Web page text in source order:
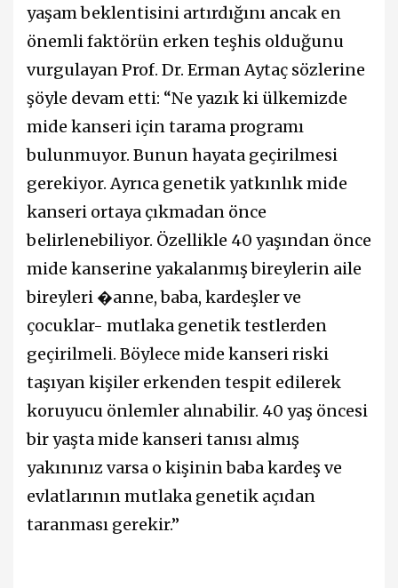
yaşam beklentisini artırdığını ancak en
önemli faktörün erken teşhis olduğunu
vurgulayan Prof. Dr. Erman Aytaç sözlerine
şöyle devam etti: “Ne yazık ki ülkemizde
mide kanseri için tarama programı
bulunmuyor. Bunun hayata geçirilmesi
gerekiyor. Ayrıca genetik yatkınlık mide
kanseri ortaya çıkmadan önce
belirlenebiliyor. Özellikle 40 yaşından önce
mide kanserine yakalanmış bireylerin aile
bireyleri �anne, baba, kardeşler ve
çocuklar- mutlaka genetik testlerden
geçirilmeli. Böylece mide kanseri riski
taşıyan kişiler erkenden tespit edilerek
koruyucu önlemler alınabilir. 40 yaş öncesi
bir yaşta mide kanseri tanısı almış
yakınınız varsa o kişinin baba kardeş ve
evlatlarının mutlaka genetik açıdan
taranması gerekir.”